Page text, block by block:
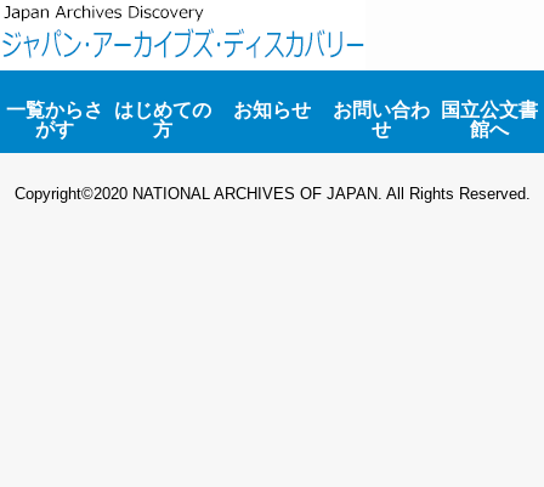
一覧からさ
がす
さがす
はじめての
方
お知らせ
お問い合わ
せ
国立公文書
館へ
Copyright©2020 NATIONAL ARCHIVES OF JAPAN. All Rights Reserved.